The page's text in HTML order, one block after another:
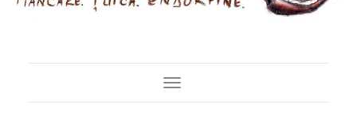
Toggle
Navigation